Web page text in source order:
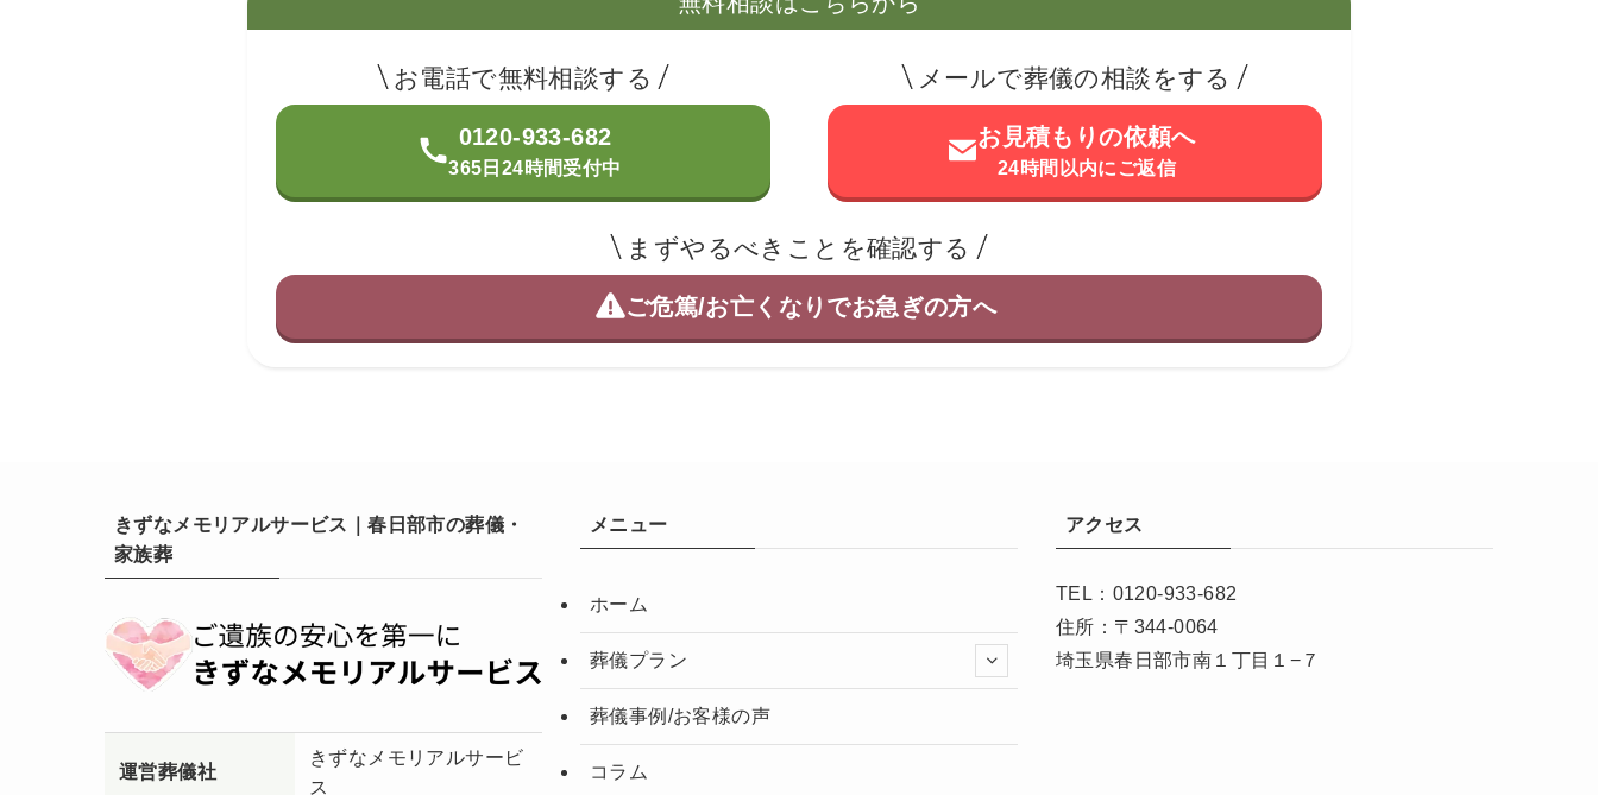
お電話で無料相談する
0120-933-682
365日24時間受付中
メールで葬儀の相談をする
お見積もりの依頼へ
24時間以内にご返信
まずやるべきことを確認する
ご危篤/お亡くなりでお急ぎの方へ
きずなメモリアルサービス｜春日部市の葬儀・
家族葬
運営葬儀社
きずなメモリアルサービ
ス
メニュー
ホーム
葬儀プラン
葬儀事例/お客様の声
コラム
アクセス
TEL：0120-933-682
住所：〒344-0064
埼玉県春日部市南１丁目１−７